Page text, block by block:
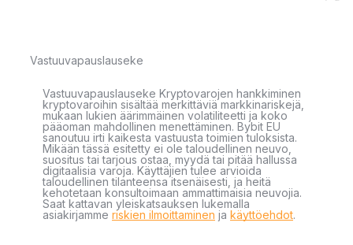
Vastuuvapauslauseke
Vastuuvapauslauseke Kryptovarojen hankkiminen
kryptovaroihin sisältää merkittäviä markkinariskejä,
mukaan lukien äärimmäinen volatiliteetti ja koko
pääoman mahdollinen menettäminen. Bybit EU
sanoutuu irti kaikesta vastuusta toimien tuloksista.
Mikään tässä esitetty ei ole taloudellinen neuvo,
suositus tai tarjous ostaa, myydä tai pitää hallussa
digitaalisia varoja. Käyttäjien tulee arvioida
taloudellinen tilanteensa itsenäisesti, ja heitä
kehotetaan konsultoimaan ammattimaisia neuvojia.
Saat kattavan yleiskatsauksen lukemalla
asiakirjamme riskien ilmoittaminen ja käyttöehdot.